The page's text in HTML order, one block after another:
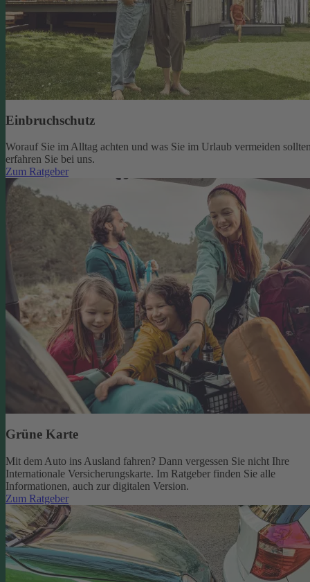
Einbruchschutz
Worauf Sie im Alltag achten und was Sie im Urlaub vermeiden
erfahren Sie bei uns.
Zum Ratgeber
Grüne Karte
Mit dem Auto ins Ausland fahren? Dann vergessen Sie nicht Ihre
Internationale Versicherungskarte. Im Ratgeber finden Sie alle
Informationen, auch zur digitalen Version.
Zum Ratgeber